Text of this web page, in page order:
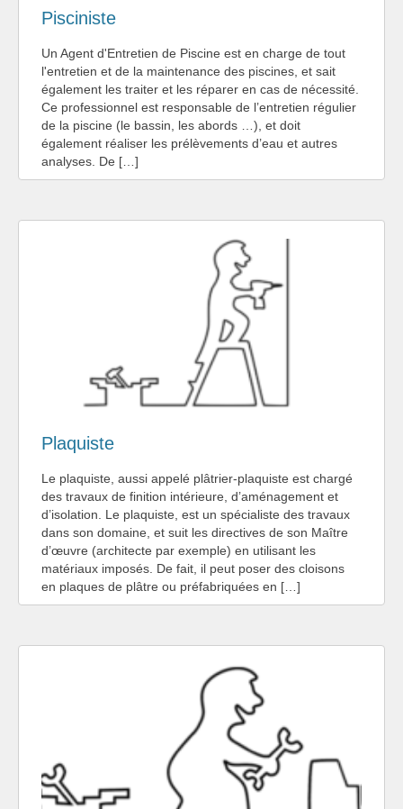
Pisciniste
Un Agent d'Entretien de Piscine est en charge de tout
l'entretien et de la maintenance des piscines, et sait
également les traiter et les réparer en cas de nécessité.
Ce professionnel est responsable de l’entretien régulier
de la piscine (le bassin, les abords …), et doit
également réaliser les prélèvements d’eau et autres
analyses. De […]
Plaquiste
Le plaquiste, aussi appelé plâtrier-plaquiste est chargé
des travaux de finition intérieure, d’aménagement et
d’isolation. Le plaquiste, est un spécialiste des travaux
dans son domaine, et suit les directives de son Maître
d’œuvre (architecte par exemple) en utilisant les
matériaux imposés. De fait, il peut poser des cloisons
en plaques de plâtre ou préfabriquées en […]